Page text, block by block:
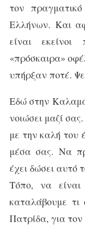
τον
Ελλήνων. Και
είναι
«πρόσκαιρα»
υπήρξαν ποτέ.
Εδώ στην
νοιώσει μαζί
με την καλή του
μέσα σας. Να
έχει δώσει αυτό
Τόπο, να
καταλάβουμε τι
Πατρίδα, για